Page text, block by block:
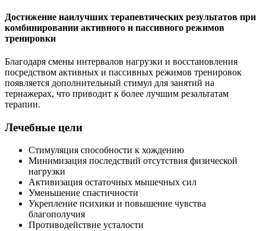
Достижение наилучших терапевтических результатов при
комбинировании активного и пассивного режимов
тренировки
Благодаря смены интервалов нагрузки и восстановления
посредством активных и пассивных режимов тренировок
появляется дополнительный стимул для занятий на
тернажерах, что приводит к более лучшим резальтатам
терапии.
Лечебные цели
Стимуляция способности к хождению
Минимизация последствий отсутствия физической
нагрузки
Активизация остаточных мышечных сил
Уменьшение спастичности
Укрепление психики и повышение чувства
благополучия
Противодействие усталости